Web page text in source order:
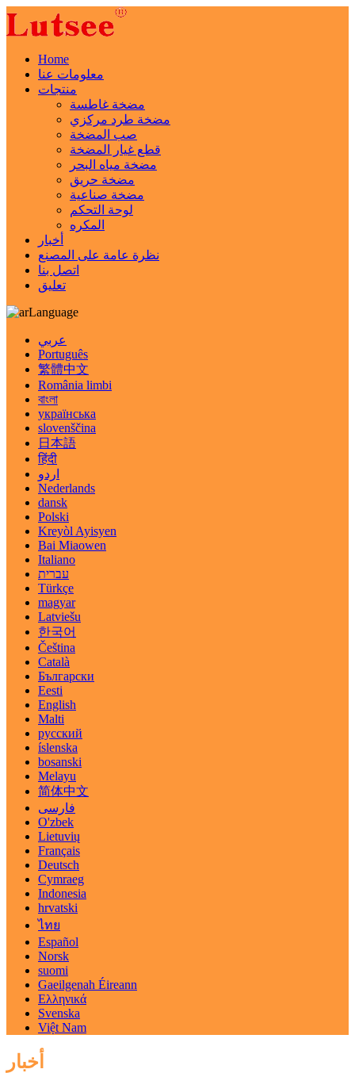
Home
معلومات عنا
منتجات
مضخة غاطسة
مضخة طرد مركزي
صب المضخة
قطع غيار المضخة
مضخة مياه البحر
مضخة حريق
مضخة صناعية
لوحة التحكم
المكره
أخبار
نظرة عامة على المصنع
اتصل بنا
تعليق
Language
عربي
Português
繁體中文
România limbi
বাংলা
українська
slovenščina
日本語
हिंदी
اردو
Nederlands
dansk
Polski
Kreyòl Ayisyen
Bai Miaowen
Italiano
עברית
Türkçe
magyar
Latviešu
한국어
Čeština
Català
Български
Eesti
English
Malti
русский
íslenska
bosanski
Melayu
简体中文
فارسی
O'zbek
Lietuvių
Français
Deutsch
Cymraeg
Indonesia
hrvatski
ไทย
Español
Norsk
suomi
Gaeilgenah Éireann
Ελληνικά
Svenska
Việt Nam
أخبار